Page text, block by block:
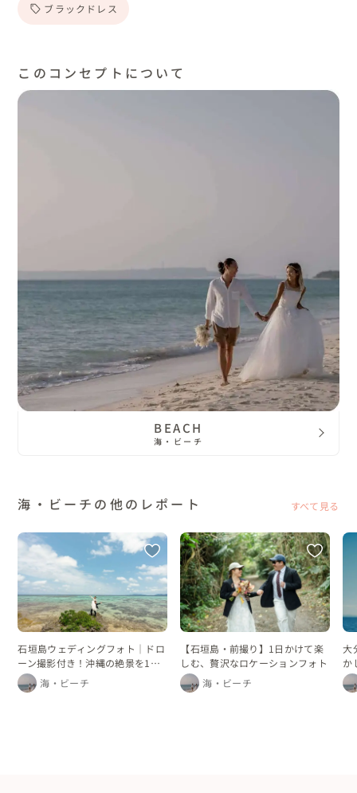
ブラックドレス
このコンセプトについて
BEACH
海・ビーチ
海・ビーチの他のレポート すべて見る
石垣島ウェディングフォト｜ドロ
ーン撮影付き！沖縄の絶景を1日
かけて巡るフォトプラン
海・ビーチ
【石垣島・前撮り】1日かけて楽
しむ、贅沢なロケーションフォト
海・ビーチ
大
か